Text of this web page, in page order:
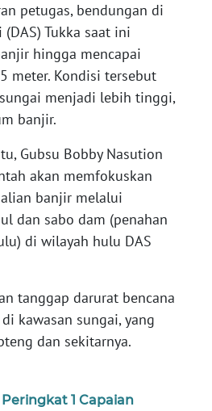
petugas, bendungan di
Tukka saat ini
hingga mencapai
meter. Kondisi tersebut
menjadi lebih tinggi,
banjir.
Gubsu Bobby Nasution
akan memfokuskan
banjir melalui
dan sabo dam (penahan
di wilayah hulu DAS
tanggap darurat bencana
kawasan sungai, yang
dan sekitarnya.
1 Capaian